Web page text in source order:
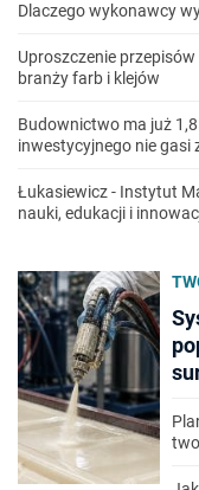
Dlaczego wykonawcy
Uproszczenie
branży farb i klejów
Budownictwo ma już
inwestycyjnego nie gasi
Łukasiewicz - Instytut
nauki, edukacji i